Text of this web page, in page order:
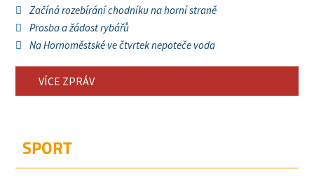
Začíná rozebírání chodníku na horní straně
Prosba a žádost rybářů
Na Hornoměstské ve čtvrtek nepoteče voda
VÍCE ZPRÁV
SPORT